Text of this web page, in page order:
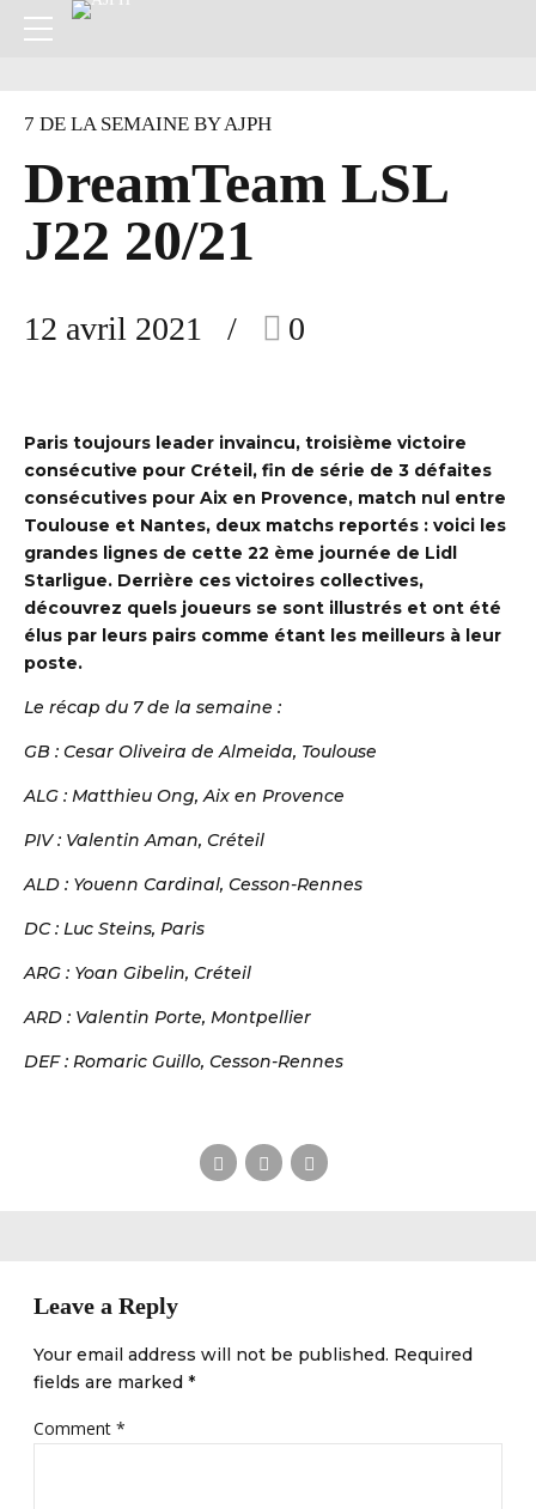
DE HANDBALL
7 DE LA SEMAINE BY AJPH
DreamTeam LSL
J22 20/21
12 avril 2021 0
Paris toujours leader invaincu, troisième victoire
consécutive pour Créteil, fin de série de 3 défaites
consécutives pour Aix en Provence, match nul entre
Toulouse et Nantes, deux matchs reportés : voici les
grandes lignes de cette 22 ème journée de Lidl
Starligue. Derrière ces victoires collectives,
découvrez quels joueurs se sont illustrés et ont été
élus par leurs pairs comme étant les meilleurs à leur
poste.
Le récap du 7 de la semaine :
GB : Cesar Oliveira de Almeida, Toulouse
ALG : Matthieu Ong, Aix en Provence
PIV : Valentin Aman, Créteil
ALD : Youenn Cardinal, Cesson-Rennes
DC : Luc Steins, Paris
ARG : Yoan Gibelin, Créteil
ARD : Valentin Porte, Montpellier
DEF : Romaric Guillo, Cesson-Rennes
Leave a Reply
Your email address will not be published. Required
fields are marked *
Comment *